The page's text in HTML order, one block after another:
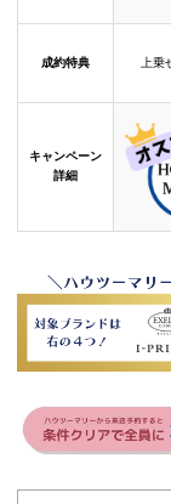
成約特典 上
キャンペーン
詳細